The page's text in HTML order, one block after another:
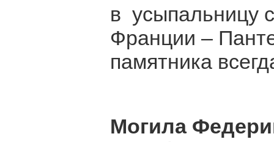
в усыпальницу
Франции –
памятника
Могила